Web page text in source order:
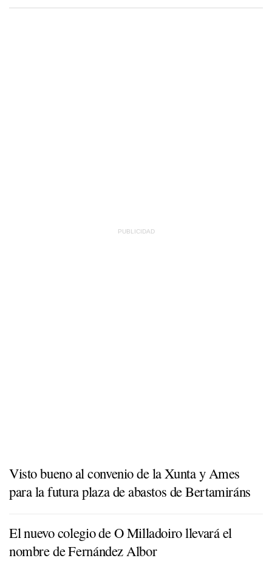
Visto bueno al convenio de la Xunta y Ames
para la futura plaza de abastos de Bertamiráns
El nuevo colegio de O Milladoiro llevará el
nombre de Fernández Albor